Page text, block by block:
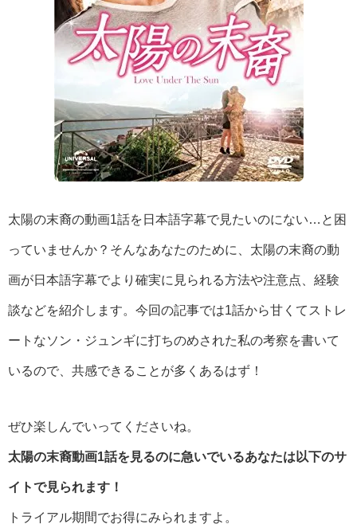
太陽の末裔の動画1話を日本語字幕で見たいのにない…と困
っていませんか？そんなあなたのために、太陽の末裔の動
画が日本語字幕でより確実に見られる方法や注意点、経験
談などを紹介します。今回の記事では1話から甘くてストレ
ートなソン・ジュンギに打ちのめされた私の考察を書いて
いるので、共感できることが多くあるはず！
ぜひ楽しんでいってくださいね。
太陽の末裔動画1話を見るのに急いでいるあなたは以下のサ
イトで見られます！
トライアル期間でお得にみられますよ。